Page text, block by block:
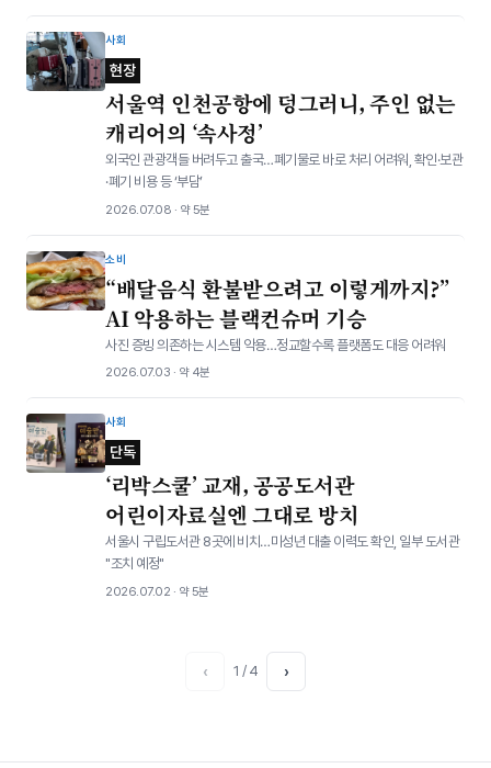
사회
현장
서울역 인천공항에 덩그러니, 주인 없는
캐리어의 ‘속사정’
외국인 관광객들 버려두고 출국…폐기물로 바로 처리 어려워, 확인·보관
·폐기 비용 등 ‘부담’
2026.07.08 · 약 5분
소비
“배달음식 환불받으려고 이렇게까지?”
AI 악용하는 블랙컨슈머 기승
사진 증빙 의존하는 시스템 악용…정교할수록 플랫폼도 대응 어려워
2026.07.03 · 약 4분
사회
단독
‘리박스쿨’ 교재, 공공도서관
어린이자료실엔 그대로 방치
서울시 구립도서관 8곳에 비치…미성년 대출 이력도 확인, 일부 도서관
"조치 예정"
2026.07.02 · 약 5분
‹ 1 / 4 ›